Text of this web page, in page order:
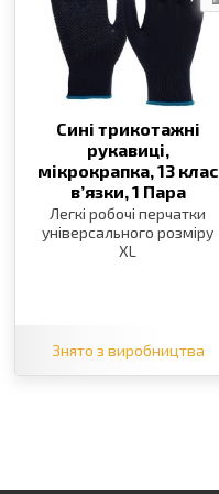
Сині трикотажні
рукавиці,
мікрокрапка, 13 клас
в’язки, 1 Пара
Легкі робочі перчатки
універсального розміру
XL
Знято з виробництва